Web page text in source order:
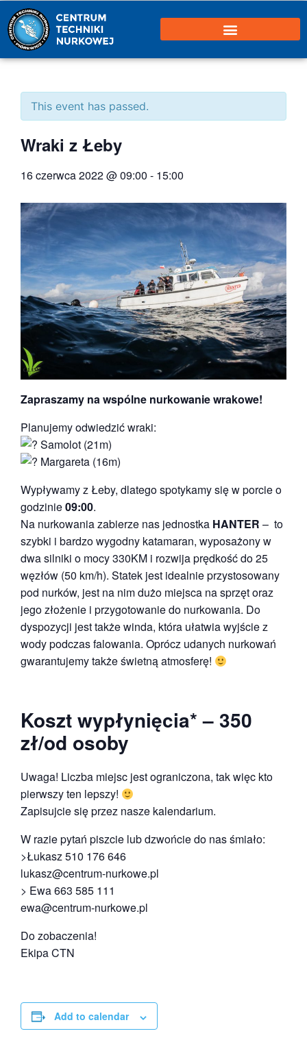
This event has passed.
Wraki z Łeby
16 czerwca 2022 @ 09:00 - 15:00
Zapraszamy na wspólne nurkowanie wrakowe!
Planujemy odwiedzić wraki:
Samolot (21m)
Margareta (16m)
Wypływamy z Łeby, dlatego spotykamy się w porcie o
godzinie09:00.
Na nurkowania zabierze nas jednostka HANTER – to
szybki i bardzo wygodny katamaran, wyposażony w
dwa silniki o mocy 330KM i rozwija prędkość do 25
węzłów (50 km/h). Statek jest idealnie przystosowany
pod nurków, jest na nim dużo miejsca na sprzęt oraz
jego złożenie i przygotowanie do nurkowania. Do
dyspozycji jest także winda, która ułatwia wyjście z
wody podczas falowania. Oprócz udanych nurkowań
gwarantujemy także świetną atmosferę!
Koszt wypłynięcia* – 350
zł/od osoby
Uwaga! Liczba miejsc jest ograniczona, tak więc kto
pierwszy ten lepszy!
Zapisujcie się przez nasze kalendarium.
W razie pytań piszcie lub dzwońcie do nas śmiało:
>Łukasz 510 176 646
lukasz@centrum-nurkowe.pl
> Ewa 663 585 111
ewa@centrum-nurkowe.pl
Do zobaczenia!
Ekipa CTN
Add to calendar